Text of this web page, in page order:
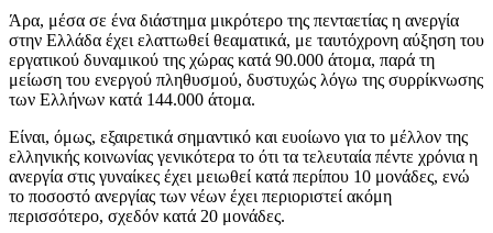
Άρα, μέσα σε ένα διάστημα μικρότερο της πενταετίας η ανεργία
στην Ελλάδα έχει ελαττωθεί θεαματικά, με ταυτόχρονη αύξηση του
εργατικού δυναμικού της χώρας κατά 90.000 άτομα, παρά τη
μείωση του ενεργού πληθυσμού, δυστυχώς λόγω της συρρίκνωσης
των Ελλήνων κατά 144.000 άτομα.
Είναι, όμως, εξαιρετικά σημαντικό και ευοίωνο για το μέλλον της
ελληνικής κοινωνίας γενικότερα το ότι τα τελευταία πέντε χρόνια η
ανεργία στις γυναίκες έχει μειωθεί κατά περίπου 10 μονάδες, ενώ
το ποσοστό ανεργίας των νέων έχει περιοριστεί ακόμη
περισσότερο, σχεδόν κατά 20 μονάδες.